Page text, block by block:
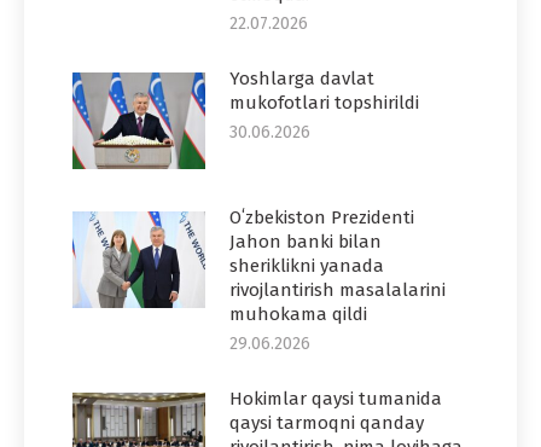
22.07.2026
Yoshlarga davlat
mukofotlari topshirildi
30.06.2026
Oʻzbekiston Prezidenti
Jahon banki bilan
sheriklikni yanada
rivojlantirish masalalarini
muhokama qildi
29.06.2026
Hokimlar qaysi tumanida
qaysi tarmoqni qanday